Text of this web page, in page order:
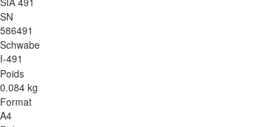
SN
586491
Schwabe
I-491
Poids
0.084 kg
Format
A4